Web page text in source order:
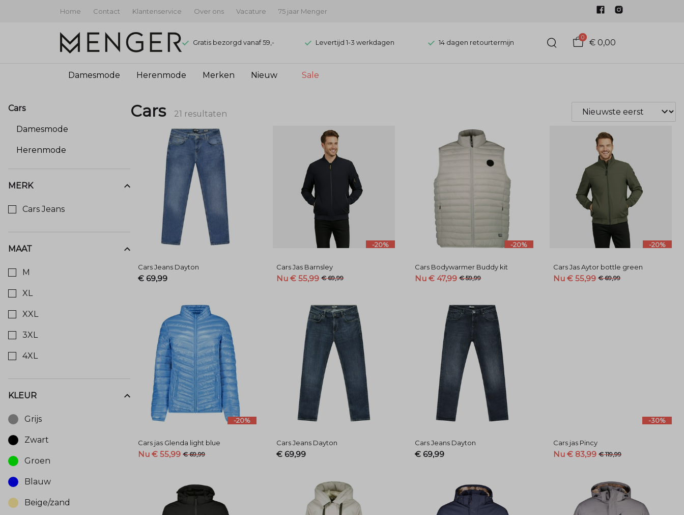
Home Contact Klantenservice Over ons Vacature 75 jaar Menger
Gratis bezorgd vanaf 59,- Levertijd 1-3 werkdagen 14 dagen retourtermijn
0
€ 0,00
Damesmode Herenmode Merken Nieuw Sale
Cars
Jeans
heren
Jeans
en
casual
kleding
Menger
Mode
-
Menger
Mode
Cars
Damesmode
Herenmode
MERK
Cars Jeans
MAAT
M
XL
XXL
3XL
4XL
KLEUR
Grijs
Zwart
Groen
Blauw
Beige/zand
Cars 21 resultaten
Cars Jeans Dayton
€ 69,99
-20%
Cars Jas Barnsley
Nu € 55,99 € 69,99
-20%
Cars Bodywarmer Buddy kit
Nu € 47,99 € 59,99
-20%
Cars Jas Aytor bottle green
Nu € 55,99 € 69,99
-20%
Cars jas Glenda light blue
Nu € 55,99 € 69,99
Cars Jeans Dayton
€ 69,99
Cars Jeans Dayton
€ 69,99
-30%
Cars jas Pincy
Nu € 83,99 € 119,99